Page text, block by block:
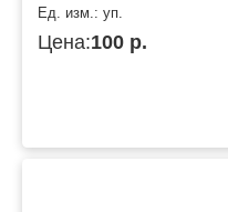
Ед. изм.: уп.
Цена:100 р.